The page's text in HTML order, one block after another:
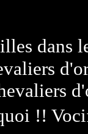
dans
!!